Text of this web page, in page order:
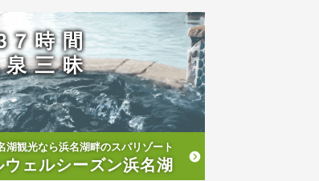
時間
泉三昧
湖観光なら浜名湖畔のスパリゾート
ェルシーズン浜名湖